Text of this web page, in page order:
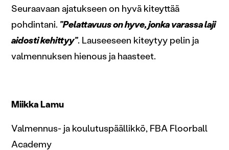
Seuraavaan ajatukseen on hyvä kiteyttää
pohdintani. ”Pelattavuus on hyve, jonka varassa laji
aidosti kehittyy”. Lauseeseen kiteytyy pelin ja
valmennuksen hienous ja haasteet.
Miikka Lamu
Valmennus- ja koulutuspäällikkö, FBA Floorball
Academy